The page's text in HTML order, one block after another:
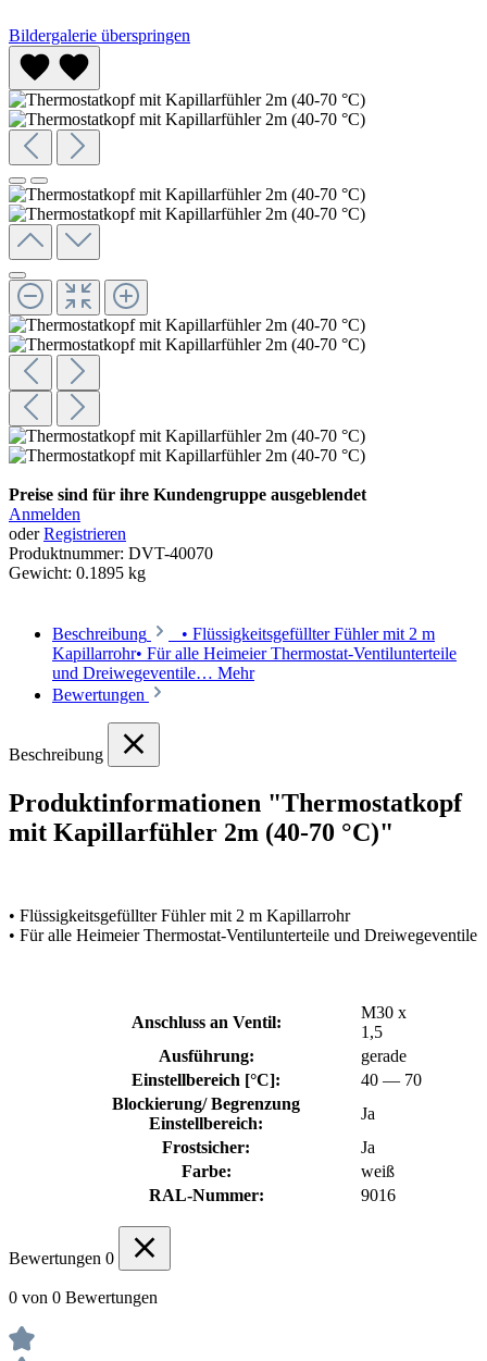
Bildergalerie überspringen
Preise sind für ihre Kundengruppe ausgeblendet
Anmelden
oderRegistrieren
Produktnummer: DVT-40070
Gewicht: 0.1895 kg
Beschreibung
• Flüssigkeitsgefüllter Fühler mit 2 m
Kapillarrohr• Für alle Heimeier Thermostat-Ventilunterteile
und Dreiwegeventile… Mehr
Bewertungen
Beschreibung
Produktinformationen "Thermostatkopf
mit Kapillarfühler 2m (40-70 °C)"
• Flüssigkeitsgefüllter Fühler mit 2 m Kapillarrohr
• Für alle Heimeier Thermostat-Ventilunterteile und Dreiwegeventile
Anschluss an Ventil:
M30 x
1,5
Ausführung:
gerade
Einstellbereich [°C]:
40 — 70
Blockierung/ Begrenzung
Einstellbereich:
Ja
Frostsicher:
Ja
Farbe:
weiß
RAL-Nummer:
9016
Bewertungen 0
0 von 0 Bewertungen